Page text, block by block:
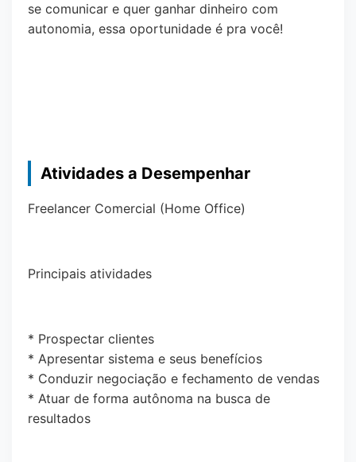
se comunicar e quer ganhar dinheiro com
autonomia, essa oportunidade é pra você!
Atividades a Desempenhar
Freelancer Comercial (Home Office)
Principais atividades
* Prospectar clientes
* Apresentar sistema e seus benefícios
* Conduzir negociação e fechamento de vendas
* Atuar de forma autônoma na busca de
resultados